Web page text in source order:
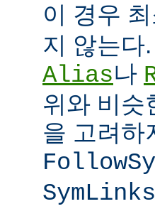
이 경우
지 않는다
Alias나
위와 비슷
을 고려하